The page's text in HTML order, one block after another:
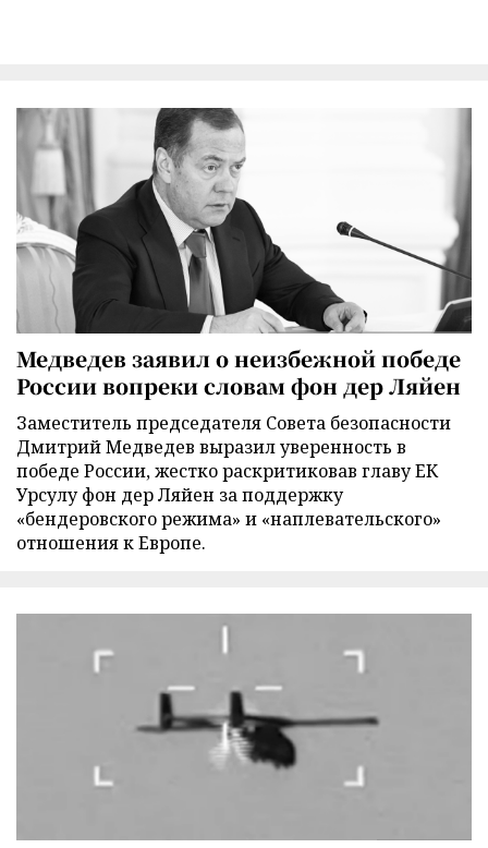
Медведев заявил о неизбежной победе
России вопреки словам фон дер Ляйен
Заместитель председателя Совета безопасности
Дмитрий Медведев выразил уверенность в
победе России, жестко раскритиковав главу ЕК
Урсулу фон дер Ляйен за поддержку
«бендеровского режима» и «наплевательского»
отношения к Европе.